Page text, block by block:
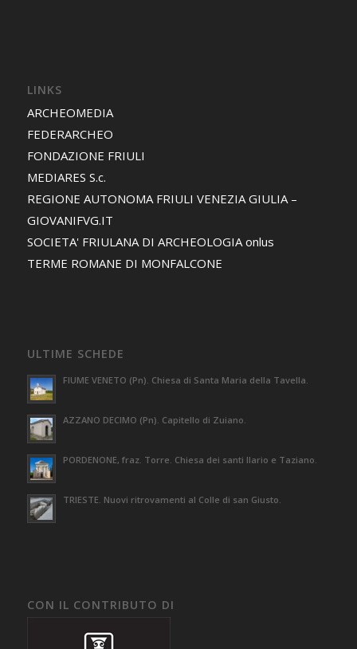
LINKS
ARCHEOMEDIA
FEDERARCHEO
FONDAZIONE FRIULI
MEDIARES S.c.
REGIONE AUTONOMA FRIULI VENEZIA GIULIA –
GIOVANIFVG.IT
SOCIETA' FRIULANA DI ARCHEOLOGIA onlus
TERME ROMANE DI MONFALCONE
ULTIME SCHEDE
FIUME VENETO (Pn). Chiesa di Santa Maria della Tavella.
AZZANO DECIMO (Pn). Capitello di Zuiano.
PORDENONE, fraz. Torre. Chiesa dei santi Ilario e Taziano.
TRIESTE. Nuovi ritrovamenti al Colle di san Giusto.
CON IL CONTRIBUTO DI